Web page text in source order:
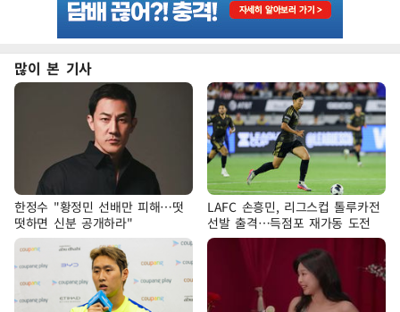
많이 본 기사
한정수 "황정민 선배만 피해…떳
떳하면 신분 공개하라"
LAFC 손흥민, 리그스컵 톨루카전
선발 출격…득점포 재가동 도전